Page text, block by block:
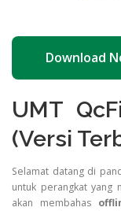
Download
UMT
(Versi
Selamat datang di
untuk perangkat yang
akan membahas